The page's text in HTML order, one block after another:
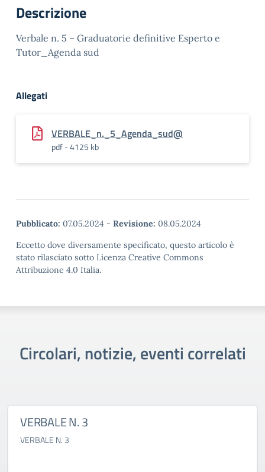
Descrizione
Verbale n. 5 – Graduatorie definitive Esperto e
Tutor_Agenda sud
Allegati
VERBALE_n._5_Agenda_sud@
pdf - 4125 kb
Pubblicato: 07.05.2024 - Revisione: 08.05.2024
Eccetto dove diversamente specificato, questo articolo è
stato rilasciato sotto Licenza Creative Commons
Attribuzione 4.0 Italia.
Circolari, notizie, eventi correlati
VERBALE N. 3
VERBALE N. 3